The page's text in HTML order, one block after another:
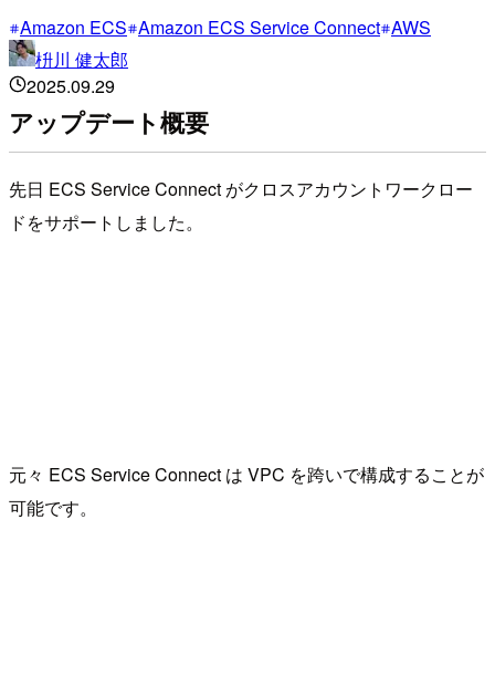
Amazon ECS Amazon ECS Service Connect AWS
枡川 健太郎
2025.09.29
アップデート概要
先日 ECS Service Connect がクロスアカウントワークロー
ドをサポートしました。
元々 ECS Service Connect は VPC を跨いで構成することが
可能です。